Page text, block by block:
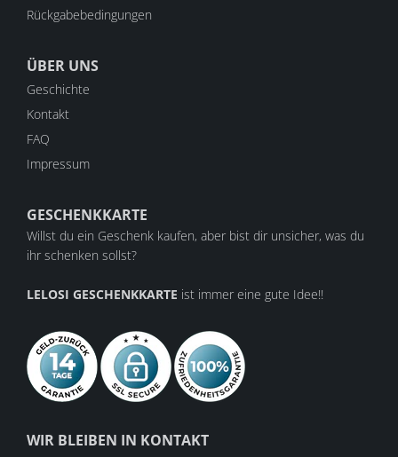
WIR BLEIBEN IN KONTAKT
Rückgabebedingungen
ÜBER UNS
Geschichte
Kontakt
FAQ
Impressum
GESCHENKKARTE
Willst du ein Geschenk kaufen, aber bist dir unsicher, was du
ihr schenken sollst?
LELOSI GESCHENKKARTE ist immer eine gute Idee!!